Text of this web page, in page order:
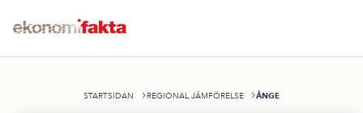
STARTSIDAN REGIONAL JÄMFÖRELSE ÅNGE